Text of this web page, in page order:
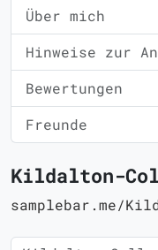
Über mich
Hinweise zur
Bewertungen
Freunde
Kildalton-
samplebar.me/